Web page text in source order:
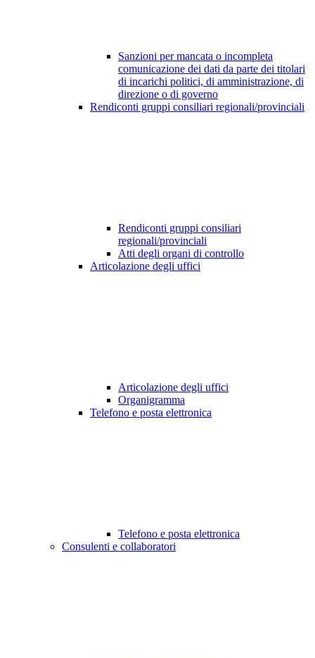
Sanzioni per mancata o incompleta
comunicazione dei dati da parte dei titolari
di incarichi politici, di amministrazione, di
direzione o di governo
Rendiconti gruppi consiliari regionali/provinciali
Rendiconti gruppi consiliari
regionali/provinciali
Atti degli organi di controllo
Articolazione degli uffici
Articolazione degli uffici
Organigramma
Telefono e posta elettronica
Telefono e posta elettronica
Consulenti e collaboratori